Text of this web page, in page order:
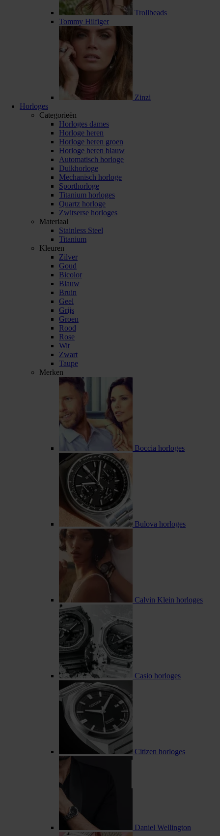
Trollbeads
Tommy Hilfiger
Zinzi
Horloges
Categorieën
Horloges dames
Horloge heren
Horloge heren groen
Horloge heren blauw
Automatisch horloge
Duikhorloge
Mechanisch horloge
Sporthorloge
Titanium horloges
Quartz horloge
Zwitserse horloges
Materiaal
Stainless Steel
Titanium
Kleuren
Zilver
Goud
Bicolor
Blauw
Bruin
Geel
Grijs
Groen
Rood
Rose
Wit
Zwart
Taupe
Merken
Boccia horloges
Bulova horloges
Calvin Klein horloges
Casio horloges
Citizen horloges
Daniel Wellington